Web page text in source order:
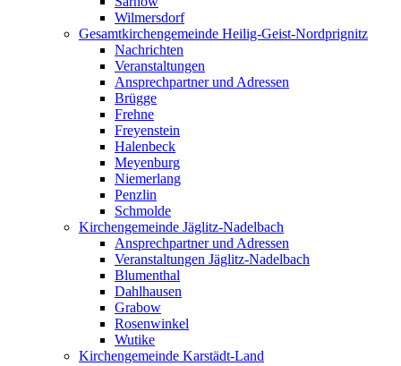
Wilmersdorf
Gesamtkirchengemeinde Heilig-Geist-Nordprignitz
Nachrichten
Veranstaltungen
Ansprechpartner und Adressen
Brügge
Frehne
Freyenstein
Halenbeck
Meyenburg
Niemerlang
Penzlin
Schmolde
Kirchengemeinde Jäglitz-Nadelbach
Ansprechpartner und Adressen
Veranstaltungen Jäglitz-Nadelbach
Blumenthal
Dahlhausen
Grabow
Rosenwinkel
Wutike
Kirchengemeinde Karstädt-Land